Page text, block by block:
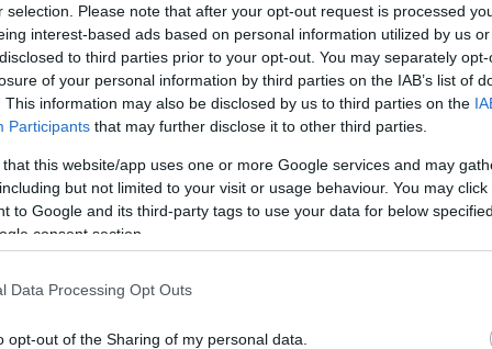
selection. Please note that after your opt-out request is processed
interest-based ads based on personal information utilized by us
to third parties prior to your opt-out. You may separately
of your personal information by third parties on the IAB’s list of
This information may also be disclosed by us to third parties on the
Participants that may further disclose it to other third parties.
that this website/app uses one or more Google services and may
but not limited to your visit or usage behaviour. You may
to Google and its third-party tags to use your data for below
consent section.
Data Processing Opt Outs
opt-out of the Sharing of my personal data.
οποία πέτυχε ένα εντυπωσιακό «3 στα 3», καθώς
συμμετοχή και στα τρία Final Four των
τη δεύτερη θέση στην Πελοπόννησο, οι
φάση του Πανελληνίου Πρωταθλήματος
Κ16 συμπλήρωσαν το εντυπωσιακό παζλ των επιτυχιών
το Πανεπιστήμιο Πατρών
πρωταγωνιστεί στις αναπτυξιακές ηλικίες,
νέα αυτή επιτυχία αποκτά ιδιαίτερη σημασία, καθώς
της ίδιας κατηγορίας πριν από δύο χρόνια,
στον σύλλογο και τη σταθερή επένδυση